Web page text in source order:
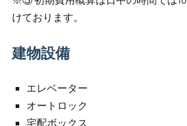
けております。
建物設備
エレベーター
オートロック
宅配ボックス